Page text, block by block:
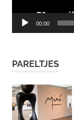
00:00
PARELTJES